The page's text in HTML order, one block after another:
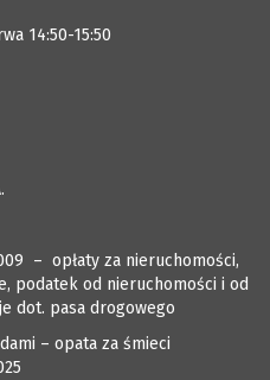
14:50-15:50
– opłaty za nieruchomości,
podatek od nieruchomości i od
dot. pasa drogowego
– opata za śmieci